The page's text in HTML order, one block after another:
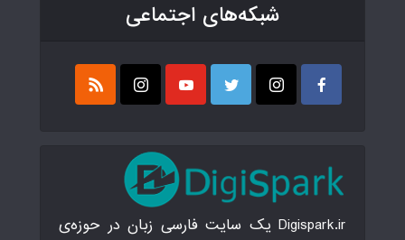
شبکه‌های اجتماعی
Digispark.ir یک سایت فارسی زبان در حوزه‌ی